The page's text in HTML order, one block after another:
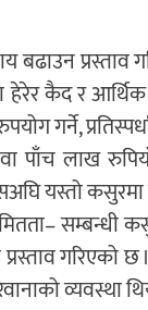
प्रस्ताव
हेरेर कैद र
गर्ने,
पाँच लाख
यस्तो कसुरमा
सम्बन्धी
गरिएको
व्यवस्था